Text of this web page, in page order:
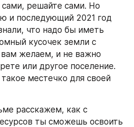
решайте сами. Но
и последующий 2021 год
что надо бы иметь
кусочек земли с
желаем, и не важно
или другое поселение.
местечко для своей
расскажем, как с
ты сможешь освоить